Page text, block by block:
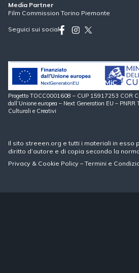
Media Partner
Film Commission Torino Piemonte
Seguici sui social
Progetto TOCC0001608 – CUP 15917253 COR
dall’Unione europea – Next Generation EU –
Culturali e Creativi
Il sito streeen.org e tutti i materiali in esso
diritto d’autore e di copia secondo la
Privacy & Cookie Policy –Termini e